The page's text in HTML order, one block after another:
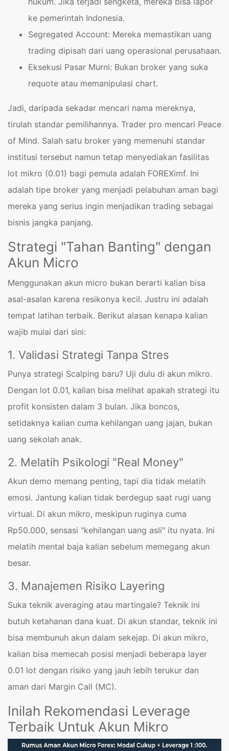
ke pemerintah Indonesia.
Segregated Account: Mereka memastikan uang
trading dipisah dari uang operasional perusahaan.
Eksekusi Pasar Murni: Bukan broker yang suka
requote atau memanipulasi chart.
Jadi, daripada sekadar mencari nama mereknya,
tirulah standar pemilihannya. Trader pro mencari Peace
of Mind. Salah satu broker yang memenuhi standar
institusi tersebut namun tetap menyediakan fasilitas
lot mikro (0.01) bagi pemula adalah FOREXimf. Ini
adalah tipe broker yang menjadi pelabuhan aman bagi
mereka yang serius ingin menjadikan trading sebagai
bisnis jangka panjang.
Strategi "Tahan Banting" dengan
Akun Micro
Menggunakan akun micro bukan berarti kalian bisa
asal-asalan karena resikonya kecil. Justru ini adalah
tempat latihan terbaik. Berikut alasan kenapa kalian
wajib mulai dari sini:
1. Validasi Strategi Tanpa Stres
Punya strategi Scalping baru? Uji dulu di akun mikro.
Dengan lot 0.01, kalian bisa melihat apakah strategi itu
profit konsisten dalam 3 bulan. Jika boncos,
setidaknya kalian cuma kehilangan uang jajan, bukan
uang sekolah anak.
2. Melatih Psikologi "Real Money"
Akun demo memang penting, tapi dia tidak melatih
emosi. Jantung kalian tidak berdegup saat rugi uang
virtual. Di akun mikro, meskipun ruginya cuma
Rp50.000, sensasi "kehilangan uang asli" itu nyata. Ini
melatih mental baja kalian sebelum memegang akun
besar.
3. Manajemen Risiko Layering
Suka teknik averaging atau martingale? Teknik ini
butuh ketahanan dana kuat. Di akun standar, teknik ini
bisa membunuh akun dalam sekejap. Di akun mikro,
kalian bisa memecah posisi menjadi beberapa layer
0.01 lot dengan risiko yang jauh lebih terukur dan
aman dari Margin Call (MC).
Inilah Rekomendasi Leverage
Terbaik Untuk Akun Mikro